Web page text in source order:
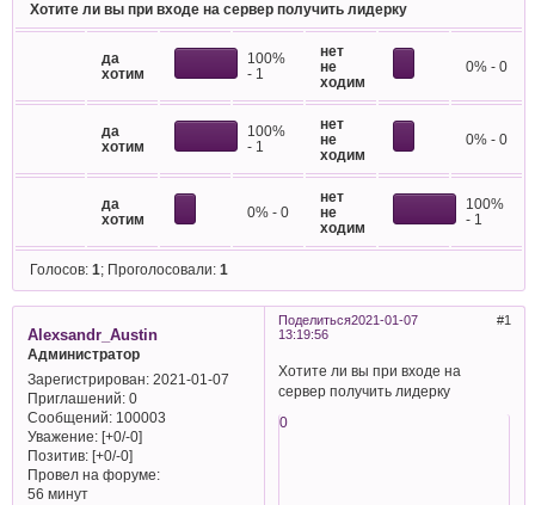
Хотите ли вы при входе на сервер получить лидерку
да
хотим
100%
- 1
нет
не
ходим
0% - 0
да
хотим
100%
- 1
нет
не
ходим
0% - 0
да
хотим
0% - 0
нет
не
ходим
100%
- 1
Голосов: 1; Проголосовали: 1
Поделиться 1
2021-01-07
13:19:56
Alexsandr_Austin
Администратор
Зарегистрирован: 2021-01-07
Приглашений:0
Сообщений:100003
Уважение: [+0/-0]
Позитив: [+0/-0]
Провел на форуме:
56 минут
Хотите ли вы при входе на
сервер получить лидерку
0